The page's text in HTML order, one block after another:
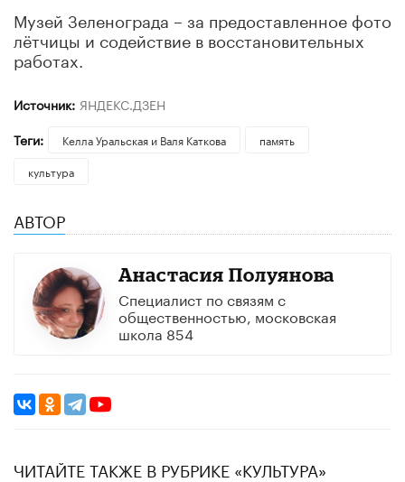
Музей Зеленограда – за предоставленное фото
лётчицы и содействие в восстановительных
работах.
Источник: ЯНДЕКС.ДЗЕН
Теги:
Келла Уральская и Валя Каткова
память
культура
АВТОР
Анастасия Полуянова
Специалист по связям с
общественностью, московская
школа 854
ЧИТАЙТЕ ТАКЖЕ В РУБРИКЕ «КУЛЬТУРА»